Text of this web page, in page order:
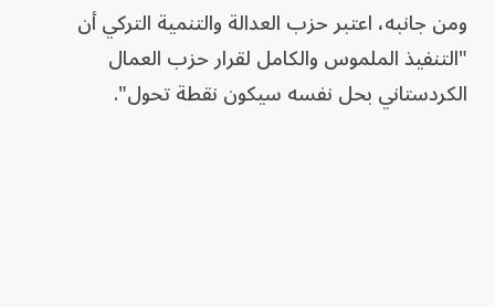
ومن جانبه، اعتبر حزب العدالة والتنمية التركي أن
"التنفيذ الملموس والكامل لقرار حزب العمال
الكردستاني بحل نفسه سيكون نقطة تحول".